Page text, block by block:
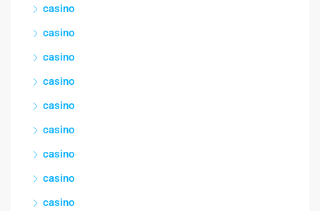
casino
casino
casino
casino
casino
casino
casino
casino
casino